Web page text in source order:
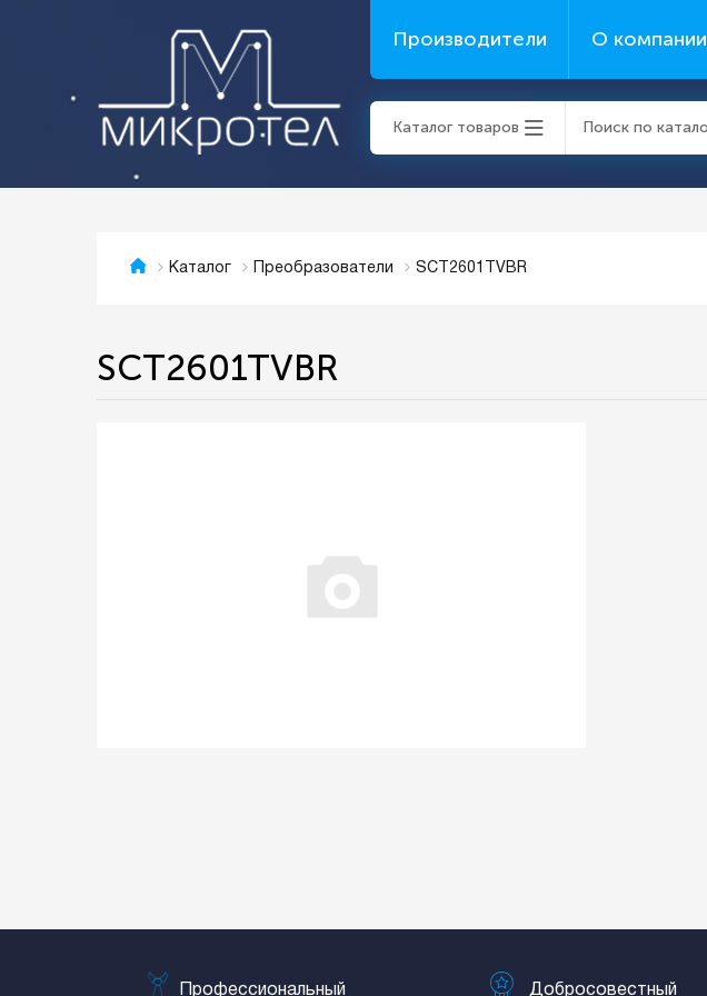
Производители О компании
Каталог товаров
Каталог Преобразователи SCT2601TVBR
SCT2601TVBR
Профессиональный Добросовестный